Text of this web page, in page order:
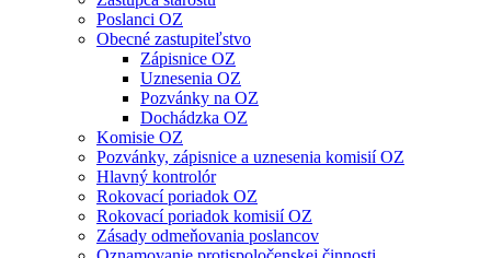
Poslanci OZ
Obecné zastupiteľstvo
Zápisnice OZ
Uznesenia OZ
Pozvánky na OZ
Dochádzka OZ
Komisie OZ
Pozvánky, zápisnice a uznesenia komisií OZ
Hlavný kontrolór
Rokovací poriadok OZ
Rokovací poriadok komisií OZ
Zásady odmeňovania poslancov